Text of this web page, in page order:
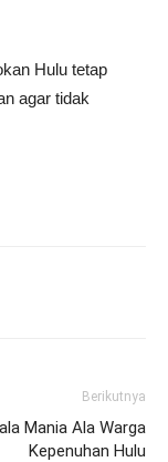
Hulu tetap
agar tidak
Berikutnya
Mania Ala Warga
Kepenuhan Hulu